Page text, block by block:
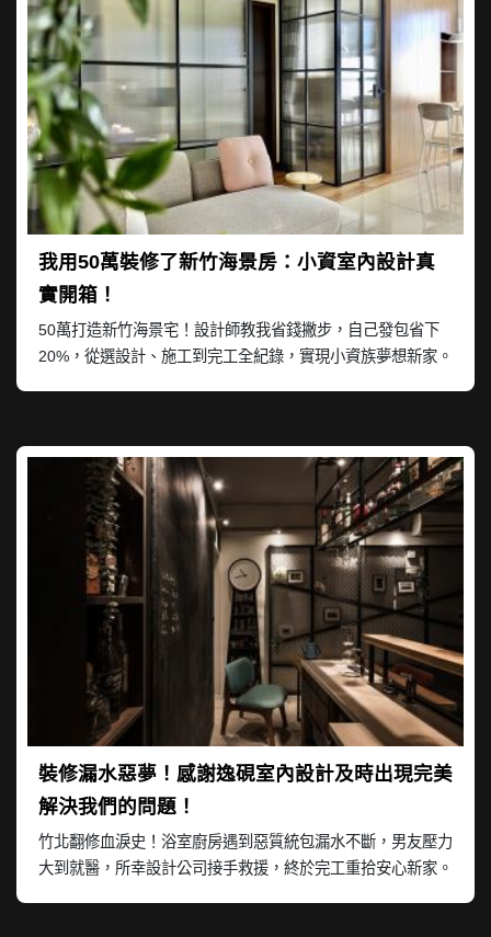
我用50萬裝修了新竹海景房：小資室內設計真
實開箱！
50萬打造新竹海景宅！設計師教我省錢撇步，自己發包省下
20%，從選設計、施工到完工全紀錄，實現小資族夢想新家。
裝修漏水惡夢！感謝逸硯室內設計及時出現完美
解決我們的問題！
竹北翻修血淚史！浴室廚房遇到惡質統包漏水不斷，男友壓力
大到就醫，所幸設計公司接手救援，終於完工重拾安心新家。